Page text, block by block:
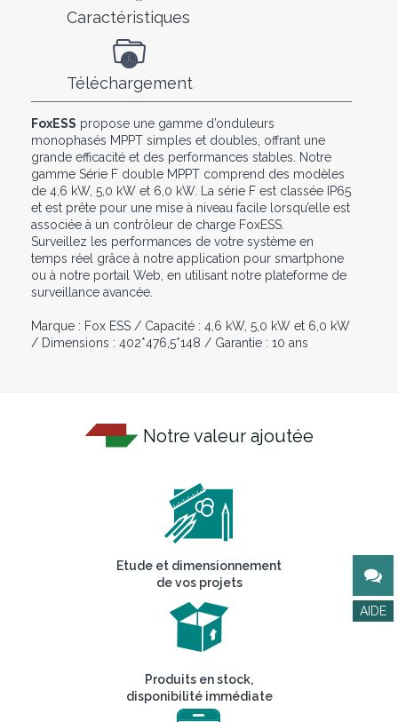
Caractéristiques
Téléchargement
FoxESS propose une gamme d’onduleurs
monophasés MPPT simples et doubles, offrant une
grande efficacité et des performances stables. Notre
gamme Série F double MPPT comprend des modèles
de 4,6 kW, 5,0 kW et 6,0 kW. La série F est classée IP65
et est prête pour une mise à niveau facile lorsqu’elle est
associée à un contrôleur de charge FoxESS.
Surveillez les performances de votre système en
temps réel grâce à notre application pour smartphone
ou à notre portail Web, en utilisant notre plateforme de
surveillance avancée.
Marque : Fox ESS / Capacité : 4,6 kW, 5,0 kW et 6,0 kW
/ Dimensions : 402*476,5*148 / Garantie : 10 ans
Notre valeur ajoutée
Etude et dimensionnement
de vos projets
Produits en stock,
disponibilité immédiate